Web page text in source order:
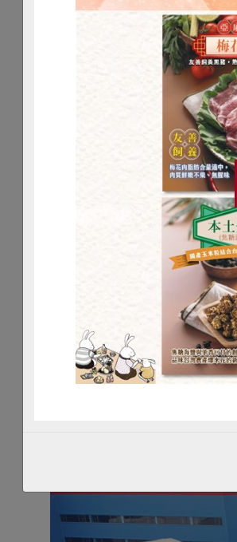
理事主席彭桂枝表示，自己當全
合作社講師姜淑禮曾說，到合
明合作社是個非典型購物場所
性，就是合作社必須自負盈虧
惜食 RPET